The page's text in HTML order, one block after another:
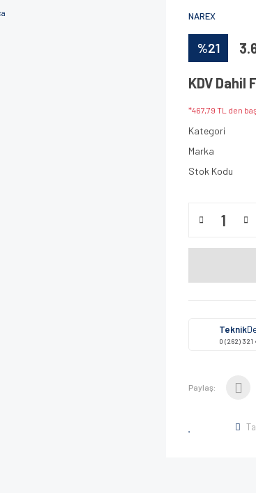
NAREX
%21
KDV Dahil
*467,79 TL den
Kategori
Marka
Stok Kodu
Teknik
0 (262) 321
Paylaş: